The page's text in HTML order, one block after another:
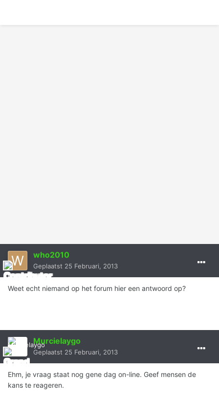
who2010
Geplaatst 25 Februari, 2013
Weet echt niemand op het forum hier een antwoord op?
Murcielaygo
Geplaatst 25 Februari, 2013
Ehm, je vraag staat nog gene dag on-line. Geef mensen de
kans te reageren.